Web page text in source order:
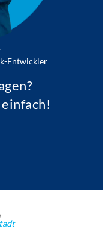
Entwickler